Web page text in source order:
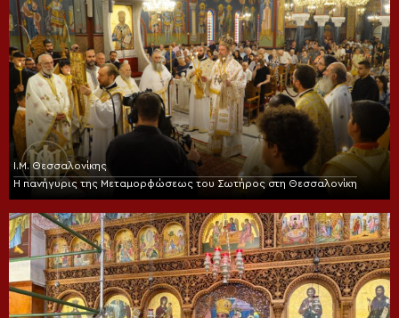
Ι.Μ. Θεσσαλονίκης
Η πανήγυρις της Μεταμορφώσεως του Σωτήρος στη Θεσσαλονίκη